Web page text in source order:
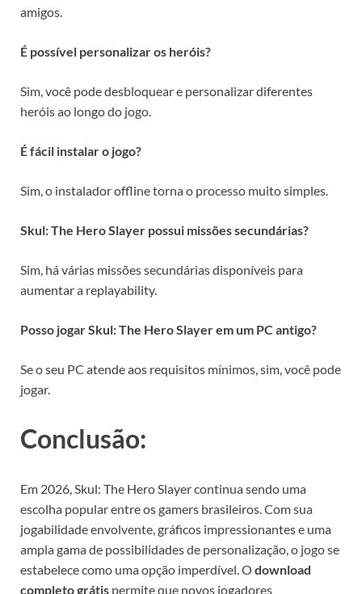
amigos.
É possível personalizar os heróis?
Sim, você pode desbloquear e personalizar diferentes
heróis ao longo do jogo.
É fácil instalar o jogo?
Sim, o instalador offline torna o processo muito simples.
Skul: The Hero Slayer possui missões secundárias?
Sim, há várias missões secundárias disponíveis para
aumentar a replayability.
Posso jogar Skul: The Hero Slayer em um PC antigo?
Se o seu PC atende aos requisitos mínimos, sim, você pode
jogar.
Conclusão:
Em 2026, Skul: The Hero Slayer continua sendo uma
escolha popular entre os gamers brasileiros. Com sua
jogabilidade envolvente, gráficos impressionantes e uma
ampla gama de possibilidades de personalização, o jogo se
estabelece como uma opção imperdível. O download
completo grátis permite que novos jogadores